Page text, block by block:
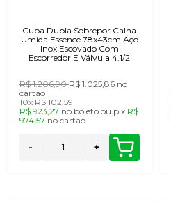
Cuba Dupla Sobrepor Calha
Úmida Essence 78x43cm Aço
Inox Escovado Com
Escorredor E Válvula 4.1/2
R$ 1.206,90R$ 1.025,86 no
cartão
10x R$ 102,59
R$ 923,27 no boletoou pix R$
974,57 no cartão
- +